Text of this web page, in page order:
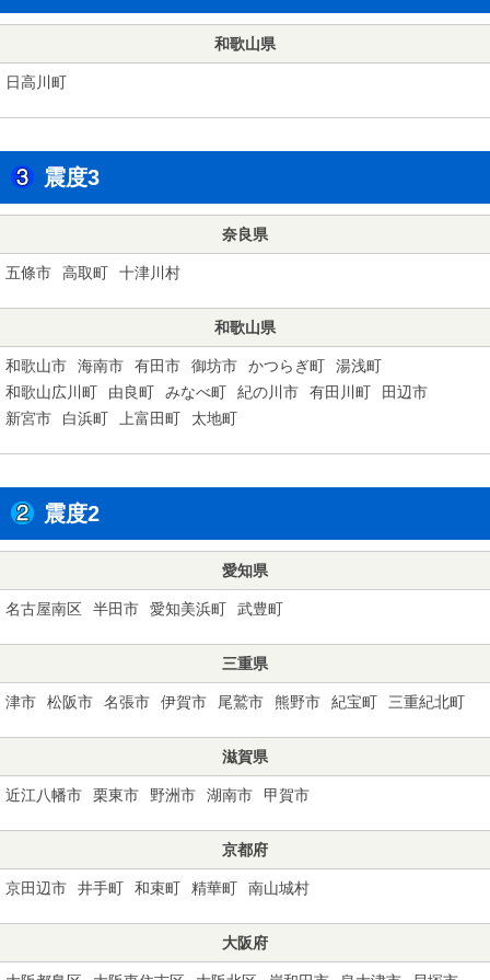
和歌山県
日高川町
震度3
奈良県
五條市 高取町 十津川村
和歌山県
和歌山市 海南市 有田市 御坊市 かつらぎ町
湯浅町
和歌山広川町
由良町 みなべ町 紀の川市 有田川町
田辺市
新宮市
白浜町 上富田町 太地町
震度2
愛知県
名古屋南区 半田市 愛知美浜町 武豊町
三重県
津市 松阪市 名張市 伊賀市 尾鷲市 熊野市 紀宝町 三重紀北町
滋賀県
近江八幡市 栗東市 野洲市 湖南市 甲賀市
京都府
京田辺市 井手町 和束町 精華町 南山城村
大阪府